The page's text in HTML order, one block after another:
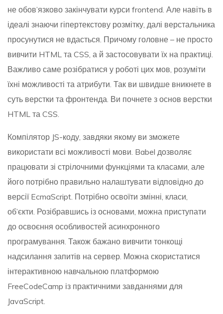
не обов’язково закінчувати курси frontend. Але навіть в
ідеалі знаючи гіпертекстову розмітку, далі верстальника
просунутися не вдасться. Причому головне – не просто
вивчити HTML та CSS, а й застосовувати їх на практиці.
Важливо саме розібратися у роботі цих мов, розуміти
їхні можливості та атрибути. Так ви швидше вникнете в
суть верстки та фронтенда. Ви почнете з основ верстки
HTML та CSS.
Компілятор JS-коду, завдяки якому ви зможете
використати всі можливості мови. Babel дозволяє
працювати зі стрілочними функціями та класами, але
його потрібно правильно налаштувати відповідно до
версії EcmaScript. Потрібно освоїти змінні, класи,
об’єкти. Розібравшись із основами, можна приступати
до освоєння особливостей асинхронного
програмування. Також бажано вивчити тонкощі
надсилання запитів на сервер. Можна скористатися
інтерактивною навчальною платформою
FreeCodeCamp із практичними завданнями для
JavaScript.